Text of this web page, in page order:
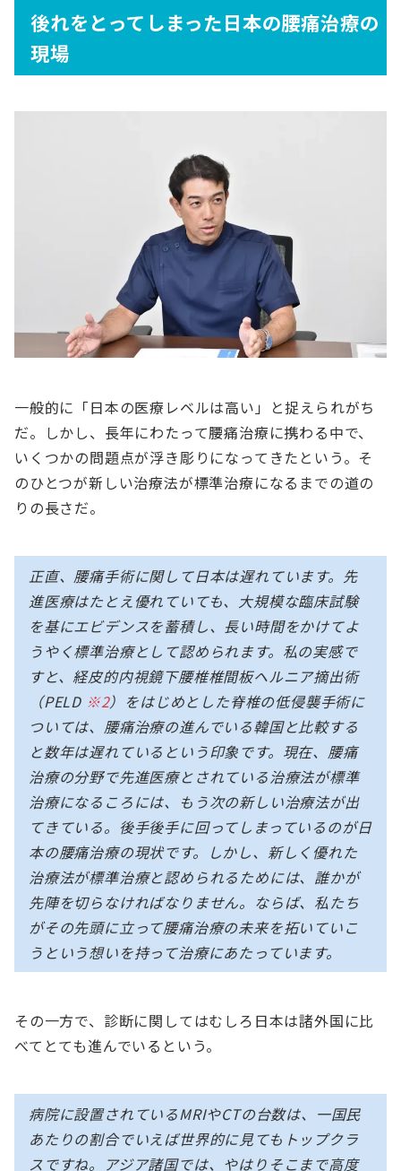
後れをとってしまった日本の腰痛治療の
現場
一般的に「日本の医療レベルは高い」と捉えられがち
だ。しかし、長年にわたって腰痛治療に携わる中で、
いくつかの問題点が浮き彫りになってきたという。そ
のひとつが新しい治療法が標準治療になるまでの道の
りの長さだ。
正直、腰痛手術に関して日本は遅れています。先
進医療はたとえ優れていても、大規模な臨床試験
を基にエビデンスを蓄積し、長い時間をかけてよ
うやく標準治療として認められます。私の実感で
すと、経皮的内視鏡下腰椎椎間板ヘルニア摘出術
（PELD ※2）をはじめとした脊椎の低侵襲手術に
ついては、腰痛治療の進んでいる韓国と比較する
と数年は遅れているという印象です。現在、腰痛
治療の分野で先進医療とされている治療法が標準
治療になるころには、もう次の新しい治療法が出
てきている。後手後手に回ってしまっているのが日
本の腰痛治療の現状です。しかし、新しく優れた
治療法が標準治療と認められるためには、誰かが
先陣を切らなければなりません。ならば、私たち
がその先頭に立って腰痛治療の未来を拓いていこ
うという想いを持って治療にあたっています。
その一方で、診断に関してはむしろ日本は諸外国に比
べてとても進んでいるという。
病院に設置されているMRIやCTの台数は、一国民
あたりの割合でいえば世界的に見てもトップクラ
スですね。アジア諸国では、やはりそこまで高度